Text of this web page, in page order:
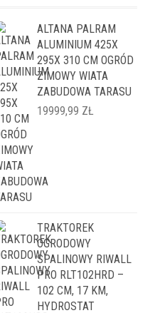
ALTANA PALRAM
ALUMINIUM 425X
295X 310 CM OGRÓD
ZIMOWY WIATA
ZABUDOWA TARASU
19999,99 ZŁ
TRAKTOREK
OGRODOWY
SPALINOWY RIWALL
PRO RLT102HRD –
102 CM, 17 KM,
HYDROSTAT